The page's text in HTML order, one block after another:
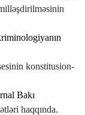
konstitusion-
Bakı
haqqında.